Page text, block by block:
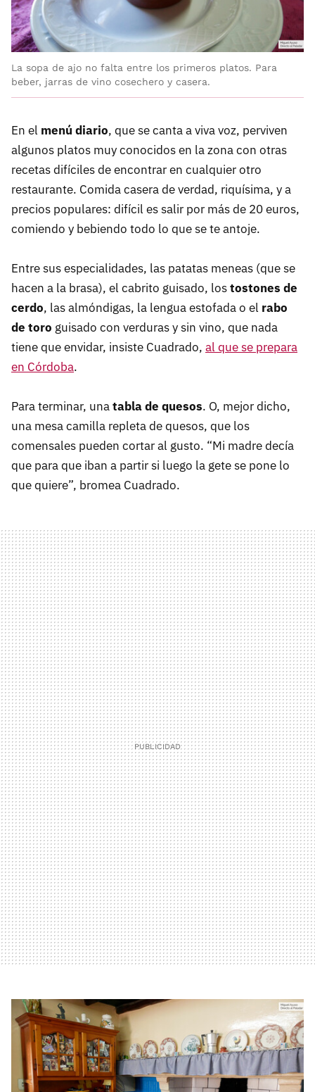
La sopa de ajo no falta entre los primeros platos. Para
beber, jarras de vino cosechero y casera.
En el menú diario, que se canta a viva voz, perviven
algunos platos muy conocidos en la zona con otras
recetas difíciles de encontrar en cualquier otro
restaurante. Comida casera de verdad, riquísima, y a
precios populares: difícil es salir por más de 20 euros,
comiendo y bebiendo todo lo que se te antoje.
Entre sus especialidades, las patatas meneas (que se
hacen a la brasa), el cabrito guisado, lostostones de
cerdo, las almóndigas, la lengua estofada o el rabo
de toro guisado con verduras y sin vino, que nada
tiene que envidar, insiste Cuadrado, al que se prepara
en Córdoba.
Para terminar, unatabla de quesos. O, mejor dicho,
una mesa camilla repleta de quesos, que los
comensales pueden cortar al gusto. “Mi madre decía
que para que iban a partir si luego la gete se pone lo
que quiere”, bromea Cuadrado.